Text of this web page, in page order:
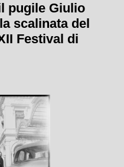
pugile Giulio
scalinata del
Festival di